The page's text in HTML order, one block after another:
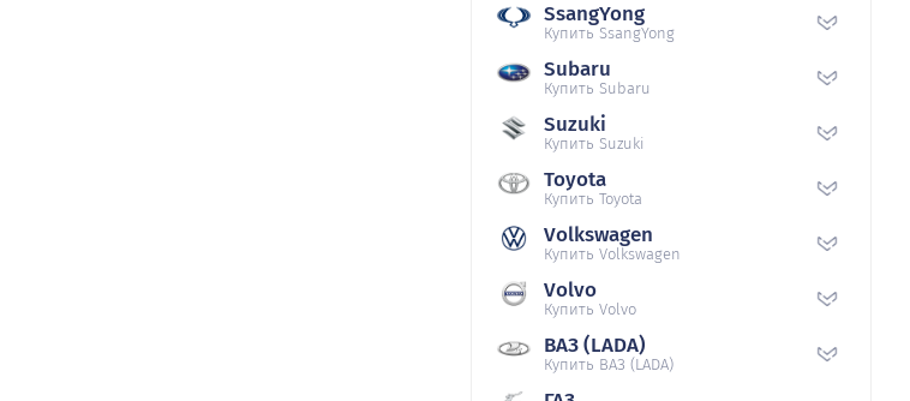
SsangYong
Купить SsangYong
Subaru
Купить Subaru
Suzuki
Купить Suzuki
Toyota
Купить Toyota
Volkswagen
Купить Volkswagen
Volvo
Купить Volvo
ВАЗ (LADA)
Купить ВАЗ (LADA)